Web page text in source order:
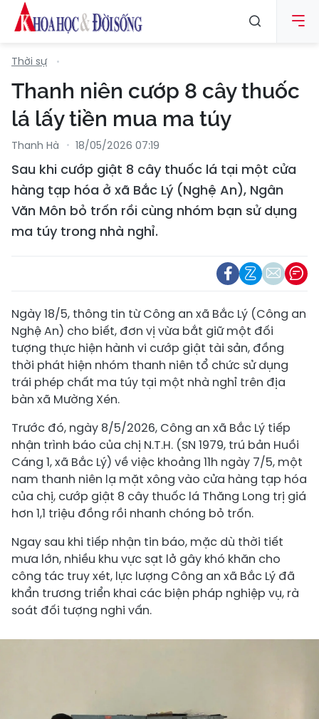
Thời sự
Thanh niên cướp 8 cây thuốc
lá lấy tiền mua ma túy
Thanh Hà 18/05/2026 07:19
Sau khi cướp giật 8 cây thuốc lá tại một cửa
hàng tạp hóa ở xã Bắc Lý (Nghệ An), Ngân
Văn Môn bỏ trốn rồi cùng nhóm bạn sử dụng
ma túy trong nhà nghỉ.
Ngày 18/5, thông tin từ Công an xã Bắc Lý (Công an
Nghệ An) cho biết, đơn vị vừa bắt giữ một đối
tượng thực hiện hành vi cướp giật tài sản, đồng
thời phát hiện nhóm thanh niên tổ chức sử dụng
trái phép chất ma túy tại một nhà nghỉ trên địa
bàn xã Mường Xén.
Trước đó, ngày 8/5/2026, Công an xã Bắc Lý tiếp
nhận trình báo của chị N.T.H. (SN 1979, trú bản Huồi
Cáng 1, xã Bắc Lý) về việc khoảng 11h ngày 7/5, một
nam thanh niên lạ mặt xông vào cửa hàng tạp hóa
của chị, cướp giật 8 cây thuốc lá Thăng Long trị giá
hơn 1,1 triệu đồng rồi nhanh chóng bỏ trốn.
Ngay sau khi tiếp nhận tin báo, mặc dù thời tiết
mưa lớn, nhiều khu vực sạt lở gây khó khăn cho
công tác truy xét, lực lượng Công an xã Bắc Lý đã
khẩn trương triển khai các biện pháp nghiệp vụ, rà
soát đối tượng nghi vấn.